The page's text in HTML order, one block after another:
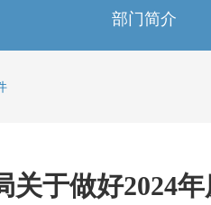
部门简介
关于做好2024